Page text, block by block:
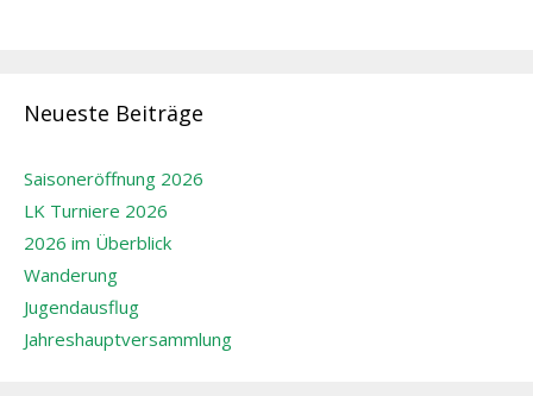
Neueste Beiträge
Saisoneröffnung 2026
LK Turniere 2026
2026 im Überblick
Wanderung
Jugendausflug
Jahreshauptversammlung